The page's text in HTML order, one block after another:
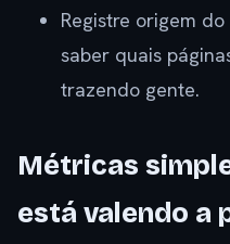
Registre origem
saber quais
trazendo gente.
Métricas
está valendo a